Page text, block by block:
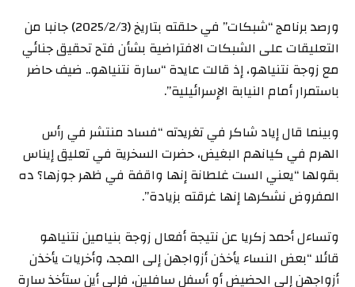
ورصد برنامج “شبكات” في حلقته بتاريخ (2025/2/3) جانبا من
التعليقات على الشبكات الافتراضية بشأن فتح تحقيق جنائي
مع زوجة نتنياهو، إذ قالت عايدة “سارة نتنياهو.. ضيف حاضر
باستمرار أمام النيابة الإسرائيلية”.
وبينما قال إياد شاكر في تغريدته “فساد منتشر في رأس
الهرم في كيانهم البغيض، حضرت السخرية في تعليق إيناس
بقولها “يعني الست غلطانة إنها واقفة في ظهر جوزها؟ ده
المفروض نشكرها إنها غرقته بزيادة”.
وتساءل أحمد زكريا عن نتيجة أفعال زوجة بنيامين نتنياهو
قائلا “بعض النساء يأخذن أزواجهن إلى المجد، وأخريات يأخذن
أزواجهن إلى الحضيض أو أسفل سافلين، فإلى أين ستأخذ سارة